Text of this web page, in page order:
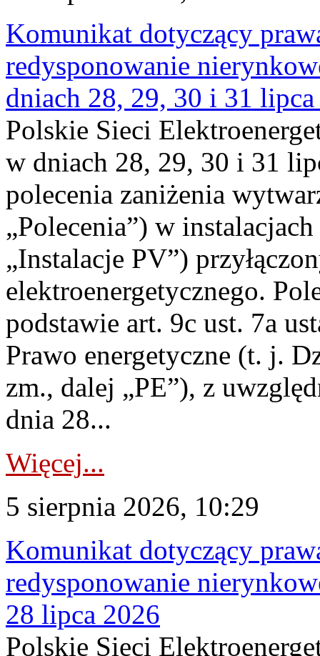
Komunikat dotyczący
redysponowanie
dniach 28, 29, 30 i 31
Polskie Sieci
w dniach 28, 29, 30 i 31
polecenia zaniżenia
„Polecenia”) w
„Instalacje PV”)
elektroenergetycznego.
podstawie art. 9c ust. 7a
Prawo energetyczne (t. j.
zm., dalej „PE”), z
dnia 28...
Więcej...
5 sierpnia 2026, 10:29
Komunikat dotyczący
redysponowanie
28 lipca 2026
Polskie Sieci